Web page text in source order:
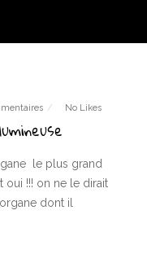
No Likes
le plus grand
!!! on ne le dirait
dont il